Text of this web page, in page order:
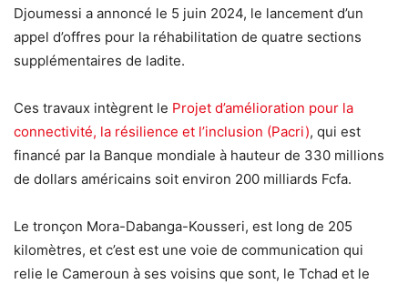
Djoumessi a annoncé le 5 juin 2024, le lancement d’un
appel d’offres pour la réhabilitation de quatre sections
supplémentaires de ladite.
Ces travaux intègrent le Projet d’amélioration pour la
connectivité, la résilience et l’inclusion (Pacri), qui est
financé par la Banque mondiale à hauteur de 330 millions
de dollars américains soit environ 200 milliards Fcfa.
Le tronçon Mora-Dabanga-Kousseri, est long de 205
kilomètres, et c’est est une voie de communication qui
relie le Cameroun à ses voisins que sont, le Tchad et le